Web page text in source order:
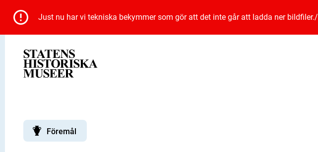
Just nu har vi tekniska bekymmer som gör att det inte går att ladda ner bildfiler./
Föremål